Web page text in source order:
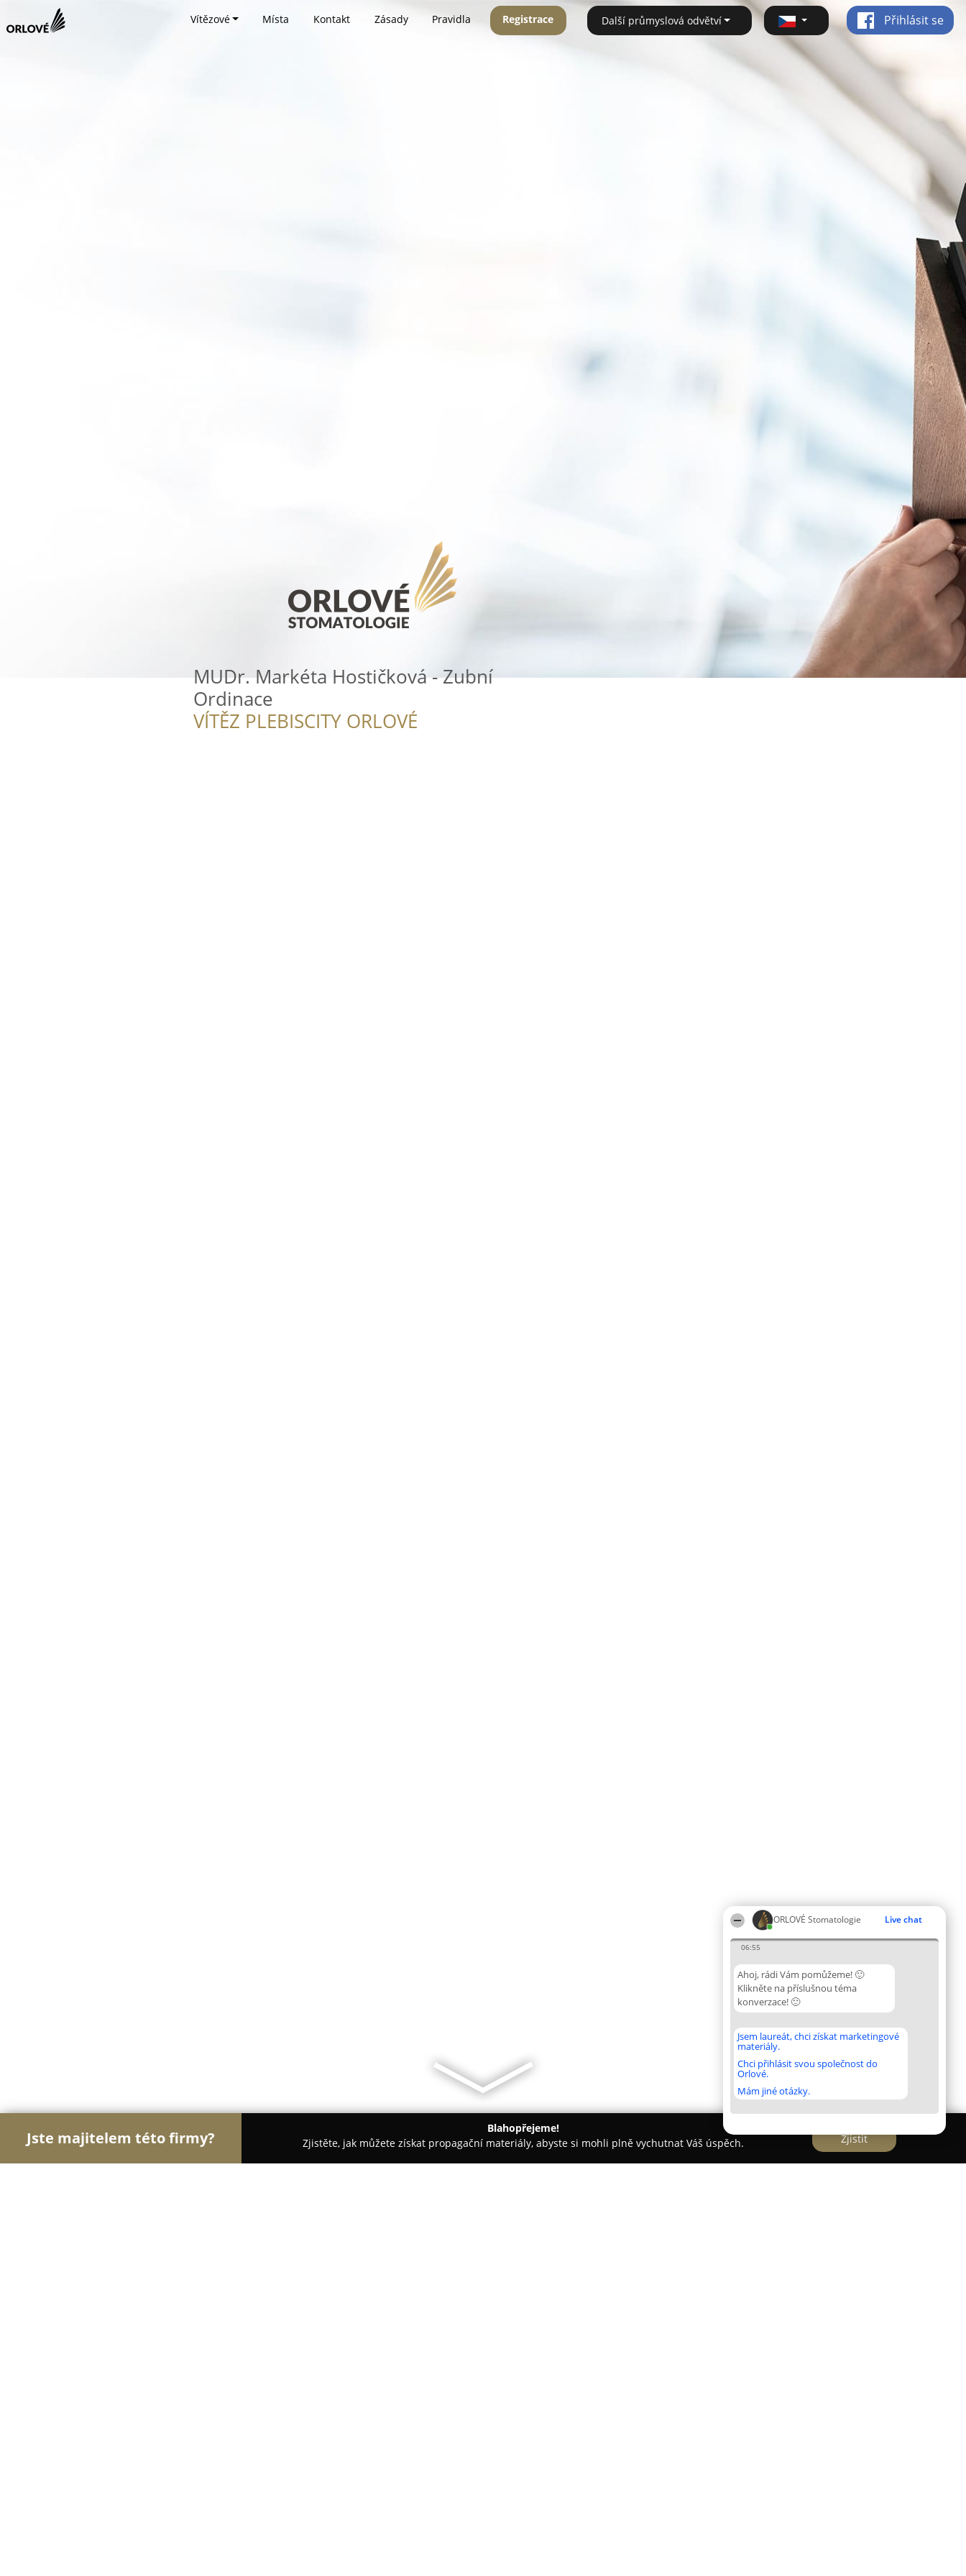
ORLOVÉ Stomatologie Live chat
06:55
Ahoj, rádi Vám pomůžeme! 🙂
Klikněte na příslušnou téma
konverzace! 🙂
Jsem laureát, chci získat marketingové
materiály.
Chci přihlásit svou společnost do
Orlové.
Mám jiné otázky.
Vítězové Místa Kontakt Zásady Pravidla Registrace Další průmyslová odvětví Přihlásit se
MUDr. Markéta Hostičková - Zubní
Ordinace
VÍTĚZ PLEBISCITY ORLOVÉ
Jste majitelem této firmy?
Blahopřejeme!
Zjistěte, jak můžete získat propagační materiály, abyste si mohli plně vychutnat Váš úspěch.
Zjistit